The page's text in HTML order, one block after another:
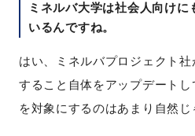
ミネルバ大学は社会人向けに
いるんですね。
はい、ミネルバプロジェクト
すること自体をアップデート
を対象にするのはあまり自然じ